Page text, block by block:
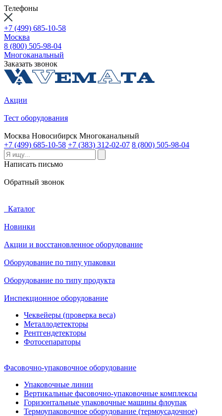
Телефоны
+7 (499) 685-10-58
Москва
8 (800) 505-98-04
Многоканальный
Заказать звонок
Акции
Тест оборудования
Москва Новосибирск Многоканальный
+7 (499) 685-10-58 +7 (383) 312-02-07 8 (800) 505-98-04
Написать письмо
Обратный звонок
Каталог
Новинки
Акции и восстановленное оборудование
Оборудование по типу упаковки
Оборудование по типу продукта
Инспекционное оборудование
Чеквейеры (проверка веса)
Металлодетекторы
Рентгендетекторы
Фотосепараторы
Фасовочно-упаковочное оборудование
Упаковочные линии
Вертикальные фасовочно-упаковочные комплексы
Горизонтальные упаковочные машины флоупак
Термоупаковочное оборудование (термоусадочное)